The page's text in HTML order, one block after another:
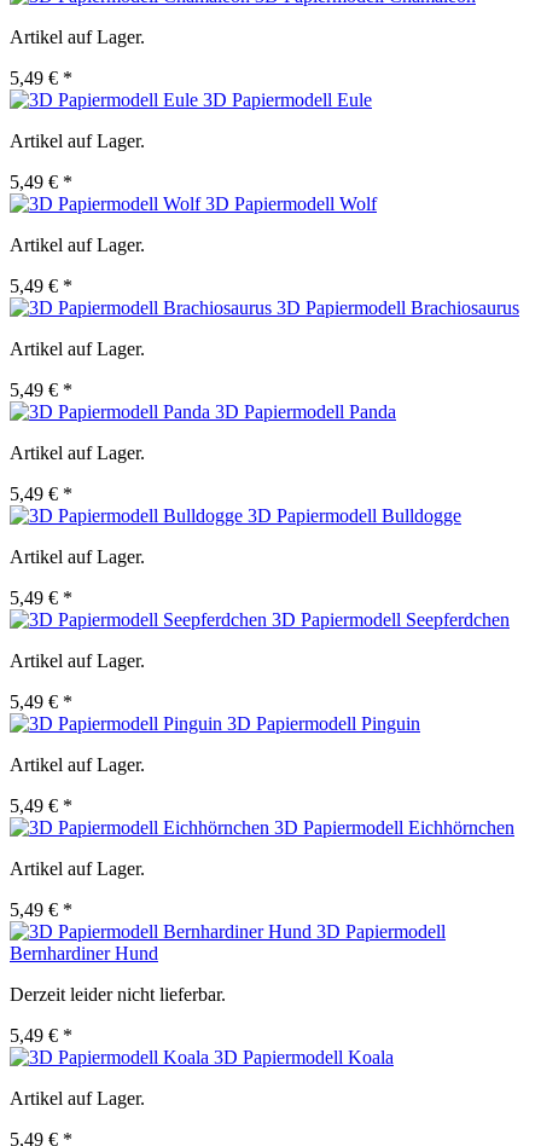
Artikel auf Lager.
5,49 € *
3D Papiermodell Eule
Artikel auf Lager.
5,49 € *
3D Papiermodell Wolf
Artikel auf Lager.
5,49 € *
3D Papiermodell Brachiosaurus
Artikel auf Lager.
5,49 € *
3D Papiermodell Panda
Artikel auf Lager.
5,49 € *
3D Papiermodell Bulldogge
Artikel auf Lager.
5,49 € *
3D Papiermodell Seepferdchen
Artikel auf Lager.
5,49 € *
3D Papiermodell Pinguin
Artikel auf Lager.
5,49 € *
3D Papiermodell Eichhörnchen
Artikel auf Lager.
5,49 € *
3D Papiermodell
Bernhardiner Hund
Derzeit leider nicht lieferbar.
5,49 € *
3D Papiermodell Koala
Artikel auf Lager.
5,49 € *